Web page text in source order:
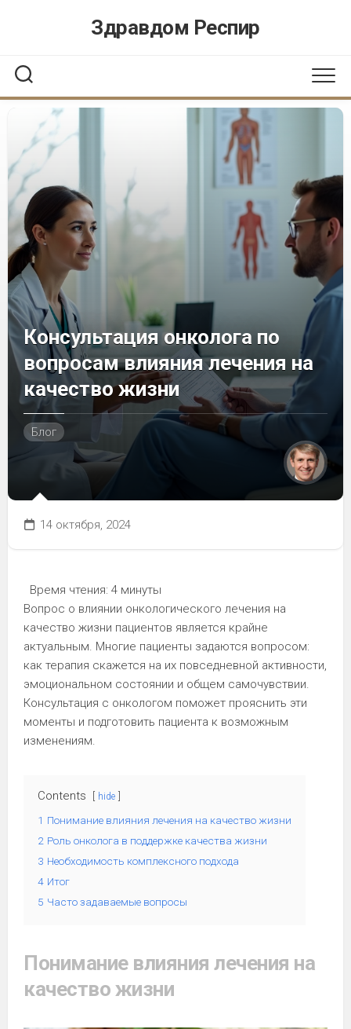
Здравдом Респир
Консультация онколога по
вопросам влияния лечения на
качество жизни
Блог
14 октября, 2024
Время чтения: 4 минуты
Вопрос о влиянии онкологического лечения на
качество жизни пациентов является крайне
актуальным. Многие пациенты задаются вопросом:
как терапия скажется на их повседневной активности,
эмоциональном состоянии и общем самочувствии.
Консультация с онкологом поможет прояснить эти
моменты и подготовить пациента к возможным
изменениям.
Contents hide
1 Понимание влияния лечения на качество жизни
2 Роль онколога в поддержке качества жизни
3 Необходимость комплексного подхода
4 Итог
5 Часто задаваемые вопросы
Понимание влияния лечения на
качество жизни